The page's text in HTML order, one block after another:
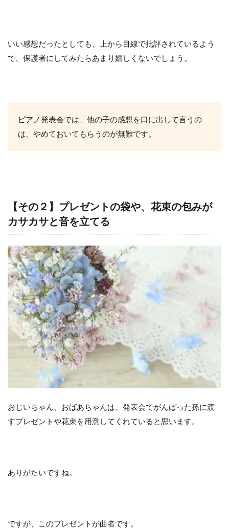
いい感想だったとしても、上から目線で批評されているよう
で、保護者にしてみたらあまり嬉しくないでしょう。
ピアノ発表会では、他の子の感想を口に出して言うの
は、やめておいてもらうのが無難です。
【その２】プレゼントの袋や、花束の包みが
カサカサと音を立てる
おじいちゃん、おばあちゃんは、発表会でがんばった孫に渡
すプレゼントや花束を用意してくれていると思います。
ありがたいですね。
ですが、このプレゼントが曲者です。